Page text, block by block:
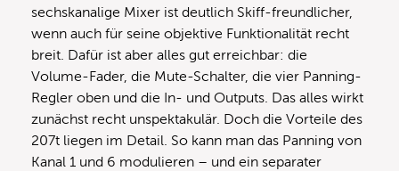
sechskanalige Mixer ist deutlich Skiff-freundlicher,
wenn auch für seine objektive Funktionalität recht
breit. Dafür ist aber alles gut erreichbar: die
Volume-Fader, die Mute-Schalter, die vier Panning-
Regler oben und die In- und Outputs. Das alles wirkt
zunächst recht unspektakulär. Doch die Vorteile des
207t liegen im Detail. So kann man das Panning von
Kanal 1 und 6 modulieren – und ein separater